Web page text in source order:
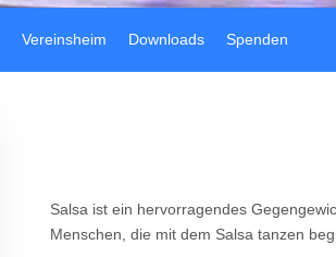
Vereinsheim Downloads Spenden
Salsa ist ein hervorragendes
Menschen, die mit dem Salsa tanzen